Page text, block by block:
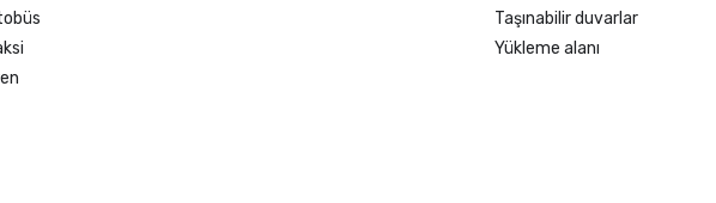
Taşınabilir duvarlar
Yükleme alanı